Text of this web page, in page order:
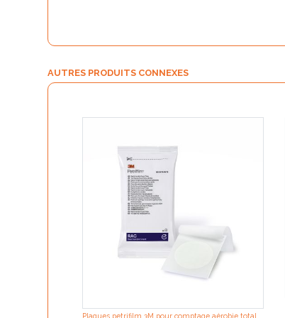
AUTRES PRODUITS CONNEXES
Plaques petrifilm 3M pour comptage aérobie total